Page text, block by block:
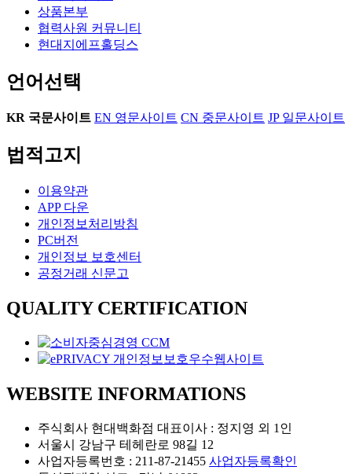
상품본부
협력사원 커뮤니티
현대지에프홀딩스
언어선택
KR 국문사이트 EN 영문사이트 CN 중문사이트 JP일문사이트
법적고지
이용약관
APP 다운
개인정보처리방침
PC버전
개인정보 보호센터
공정거래 신문고
QUALITY CERTIFICATION
WEBSITE INFORMATIONS
주식회사 현대백화점 대표이사 : 정지영 외 1인
서울시 강남구 테헤란로 98길 12
사업자등록번호 : 211-87-21455 사업자등록확인